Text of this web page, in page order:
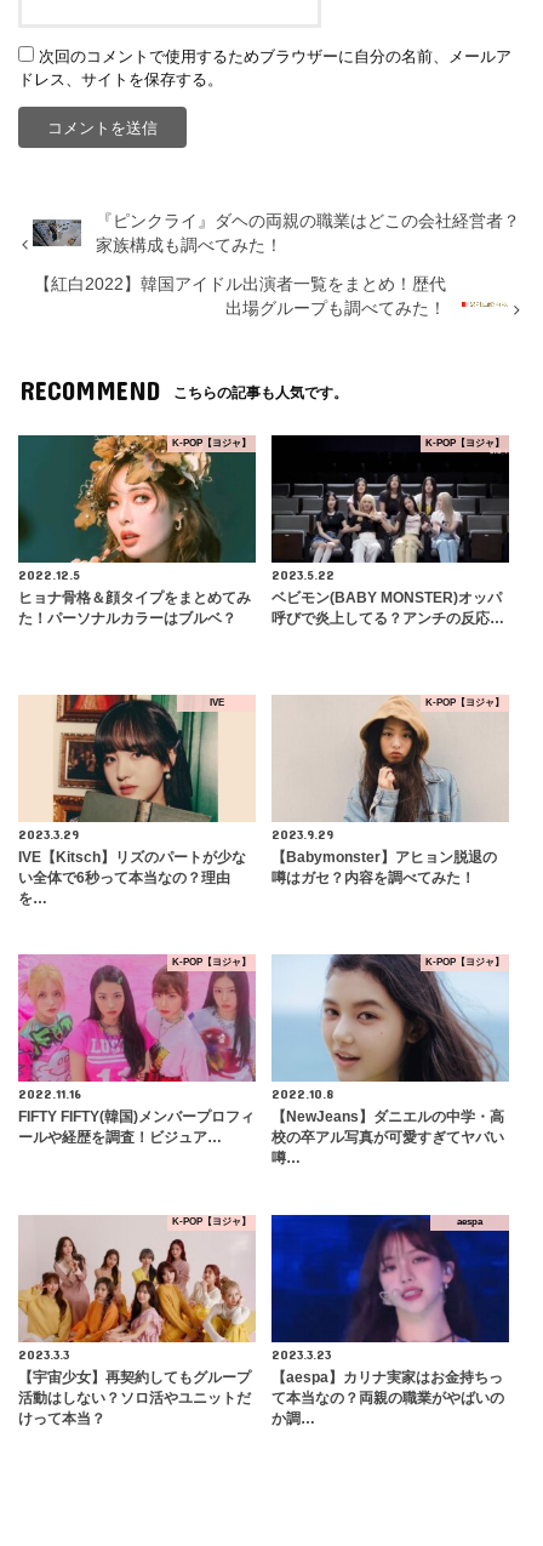
次回のコメントで使用するためブラウザーに自分の名前、メールア
ドレス、サイトを保存する。
『ピンクライ』ダヘの両親の職業はどこの会社経営者？
家族構成も調べてみた！
【紅白2022】韓国アイドル出演者一覧をまとめ！歴代
出場グループも調べてみた！
RECOMMEND こちらの記事も人気です。
K-POP【ヨジャ】
2022.12.5
ヒョナ骨格＆顔タイプをまとめてみ
た！パーソナルカラーはブルベ？
K-POP【ヨジャ】
2023.5.22
ベビモン(BABY MONSTER)オッパ
呼びで炎上してる？アンチの反応…
IVE
2023.3.29
IVE【Kitsch】リズのパートが少な
い全体で6秒って本当なの？理由
を…
K-POP【ヨジャ】
2023.9.29
【Babymonster】アヒョン脱退の
噂はガセ？内容を調べてみた！
K-POP【ヨジャ】
2022.11.16
FIFTY FIFTY(韓国)メンバープロフィ
ールや経歴を調査！ビジュア…
K-POP【ヨジャ】
2022.10.8
【NewJeans】ダニエルの中学・高
校の卒アル写真が可愛すぎてヤバい
噂…
K-POP【ヨジャ】
2023.3.3
【宇宙少女】再契約してもグループ
活動はしない？ソロ活やユニットだ
けって本当？
aespa
2023.3.23
【aespa】カリナ実家はお金持ちっ
て本当なの？両親の職業がやばいの
か調…